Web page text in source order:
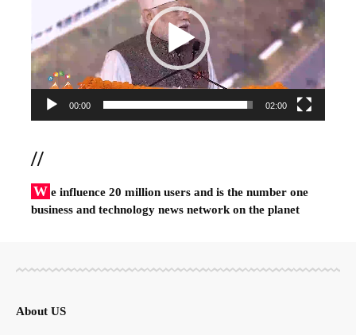
00:00 02:00
//
W e influence 20 million users and is the number one
business and technology news network on the planet
About US